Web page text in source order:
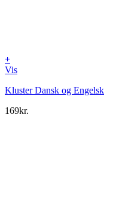
+
Vis
Kluster Dansk og Engelsk
169kr.